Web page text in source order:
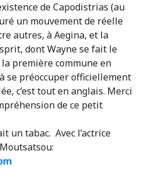
de Capodistrias (au
un mouvement de réelle
autres, à Aegina, et la
dont Wayne se fait le
première commune en
se préoccuper officiellement
c’est tout en anglais. Merci
de ce petit
un tabac. Avec l’actrice